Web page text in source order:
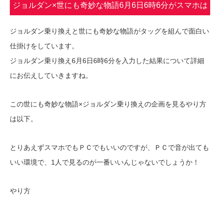
ジョルダン×世にも奇妙な物語6月6日6時6分がスマホは
ジョルダン乗り換えと世にも奇妙な物語がタッグを組んで面白い
仕掛けをしています。
ジョルダン乗り換え6月6日6時6分を入力した結果について詳細
にお伝えしていきますね。
この世にも奇妙な物語×ジョルダン乗り換えの企画を見るやり方
は以下。
とりあえずスマホでもＰＣでもいいのですが、ＰＣで音が出ても
いい環境で、1人で見るのが一番いいんじゃないでしょうか！
やり方